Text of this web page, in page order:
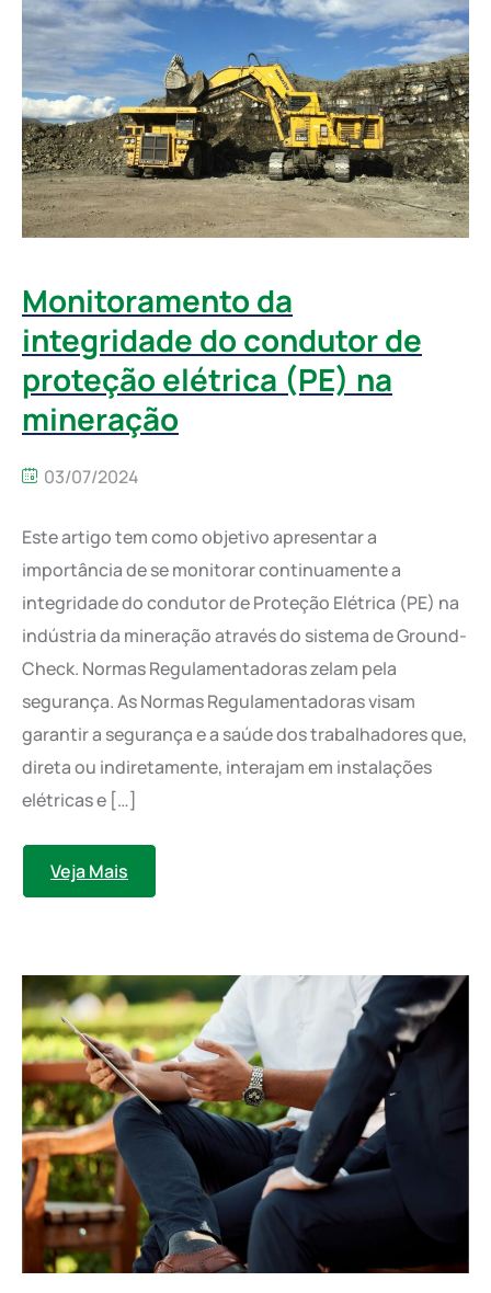
Monitoramento da
integridade do condutor de
proteção elétrica (PE) na
mineração
03/07/2024
Este artigo tem como objetivo apresentar a
importância de se monitorar continuamente a
integridade do condutor de Proteção Elétrica (PE) na
indústria da mineração através do sistema de Ground-
Check. Normas Regulamentadoras zelam pela
segurança. As Normas Regulamentadoras visam
garantir a segurança e a saúde dos trabalhadores que,
direta ou indiretamente, interajam em instalações
elétricas e […]
Veja Mais